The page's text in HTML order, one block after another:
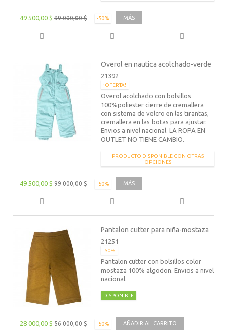
49 500,00 $ 99 000,00 $ -50% MÁS
Overol en nautica acolchado-verde
21392
¡OFERTA!
Overol acolchado con bolsillos
100%poliester cierre de cremallera
con sistema de velcro en las tirantas,
cremallera en las botas para ajustar.
Envios a nivel nacional. LA ROPA EN
OUTLET NO TIENE CAMBIO.
PRODUCTO DISPONIBLE CON OTRAS
OPCIONES
49 500,00 $ 99 000,00 $ -50% MÁS
Pantalon cutter para niña-mostaza
21251
-50%
Pantalon cutter con bolsillos color
mostaza 100% algodon. Envios a nivel
nacional.
DISPONIBLE
28 000,00 $ 56 000,00 $ -50% AÑADIR AL CARRITO